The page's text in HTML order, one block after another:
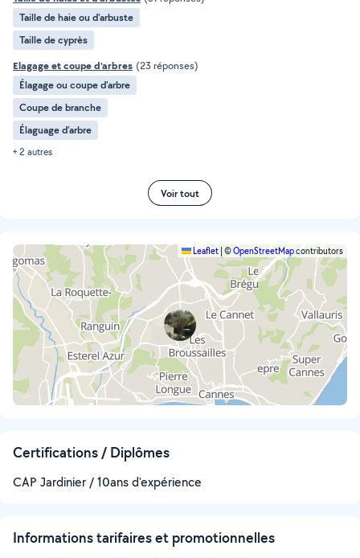
Taille de haie ou d'arbuste
Taille de cyprès
Elagage et coupe d'arbres (23 réponses)
Élagage ou coupe d'arbre
Coupe de branche
Élaguage d'arbre
+ 2 autres
Voir tout
Leaflet ©OpenStreetMapcontributors
Certifications / Diplômes
CAP Jardinier / 10ans d'expérience
Informations tarifaires et promotionnelles